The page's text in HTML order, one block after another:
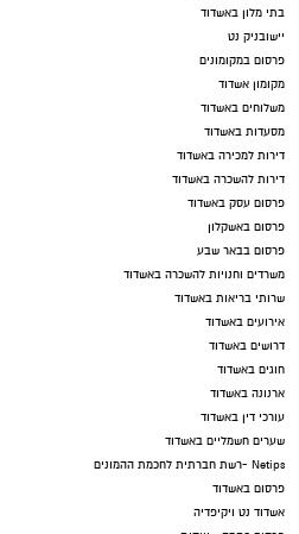
בתי מלון באשדוד
יישובניק נט
פרסום במקומונים
מקומון אשדוד
משלוחים באשדוד
מסעדות באשדוד
דירות למכירה באשדוד
דירות להשכרה באשדוד
פרסום עסק באשדוד
פרסום באשקלון
פרסום בבאר שבע
משרדים וחנויות להשכרה באשדוד
שרותי בריאות באשדוד
אירועים באשדוד
דרושים באשדוד
חוגים באשדוד
ארנונה באשדוד
עורכי דין באשדוד
שערים חשמליים באשדוד
Netips -רשת חברתית לחכמת ההמונים
פרסום באשדוד
אשדוד נט ויקיפדיה